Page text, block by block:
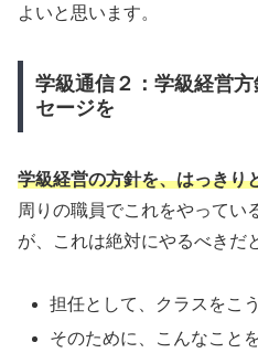
よいと思います。
学級通信２：学級経営
セージを
学級経営の方針を、はっきり
周りの職員でこれをやってい
が、これは絶対にやるべきだ
担任として、クラスをこ
そのために、こんなこと